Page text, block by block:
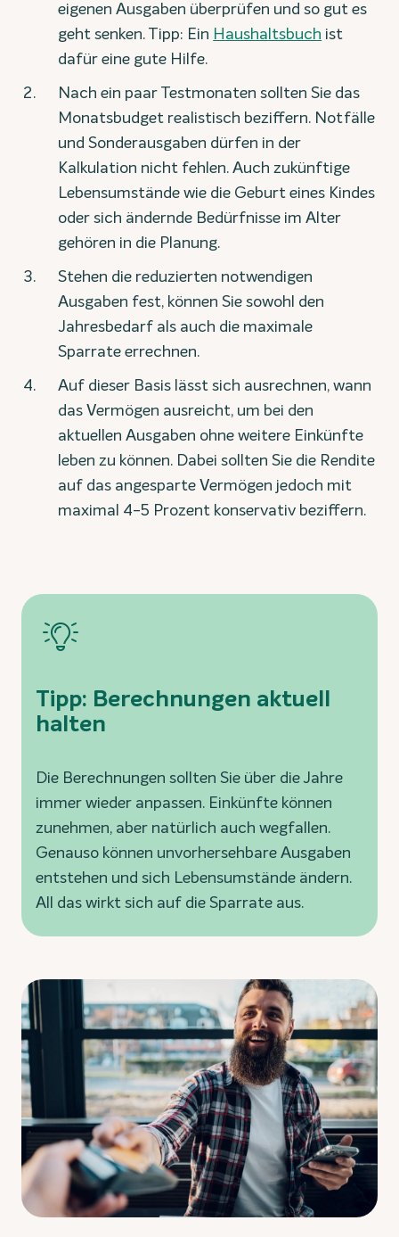
eigenen Ausgaben überprüfen und so gut es
geht senken. Tipp: Ein Haushaltsbuch ist
dafür eine gute Hilfe.
Nach ein paar Testmonaten sollten Sie das
Monatsbudget realistisch beziffern. Notfälle
und Sonderausgaben dürfen in der
Kalkulation nicht fehlen. Auch zukünftige
Lebensumstände wie die Geburt eines Kindes
oder sich ändernde Bedürfnisse im Alter
gehören in die Planung.
Stehen die reduzierten notwendigen
Ausgaben fest, können Sie sowohl den
Jahresbedarf als auch die maximale
Sparrate errechnen.
Auf dieser Basis lässt sich ausrechnen, wann
das Vermögen ausreicht, um bei den
aktuellen Ausgaben ohne weitere Einkünfte
leben zu können. Dabei sollten Sie die Rendite
auf das angesparte Vermögen jedoch mit
maximal 4-5 Prozent konservativ beziffern.
Tipp: Berechnungen aktuell
halten
Die Berechnungen sollten Sie über die Jahre
immer wieder anpassen. Einkünfte können
zunehmen, aber natürlich auch wegfallen.
Genauso können unvorhersehbare Ausgaben
entstehen und sich Lebensumstände ändern.
All das wirkt sich auf die Sparrate aus.